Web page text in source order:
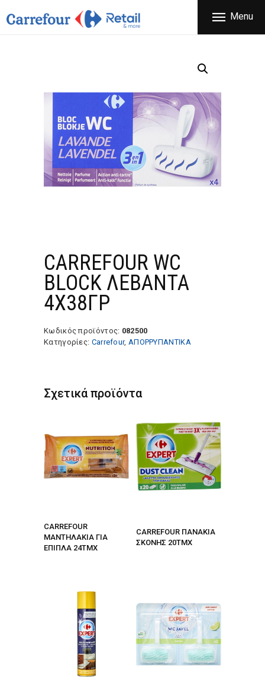
Menu
CARREFOUR
ΕΤΑΙΡΕΙΑ
ΠΡΟΪΟΝΤΑ
FRANCHISE
ΝΕΑ
ΕΠΙΚΟΙΝΩΝΙΑ
CARREFOUR WC
BLOCK ΛΕΒΑΝΤΑ
4Χ38ΓΡ
Κωδικός προϊόντος: 082500
Κατηγορίες: Carrefour, ΑΠΟΡΡΥΠΑΝΤΙΚΑ
Σχετικά προϊόντα
CARREFOUR
ΜΑΝΤΗΛΑΚΙΑ ΓΙΑ
ΕΠΙΠΛΑ 24ΤΜΧ
CARREFOUR ΠΑΝΑΚΙΑ
ΣΚΟΝΗΣ 20ΤΜΧ